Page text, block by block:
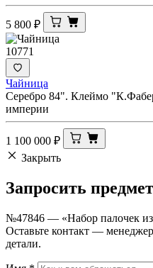
5 800 ₽
10771
Чайница
Серебро 84". Клеймо
империи
1 100 000 ₽
Закрыть
Запросить предмет
№47846 — «Набор палочек из
Оставьте контакт —
детали.